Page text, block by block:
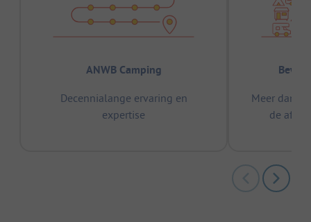
ANWB Camping
Decennialange ervaring en
expertise
Meer dan
de